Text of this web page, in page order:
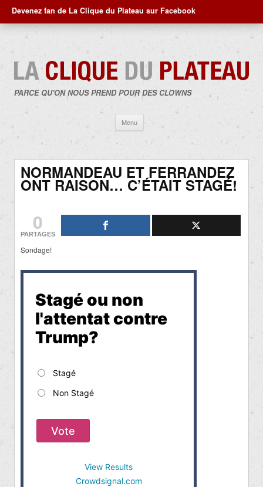
Devenez fan de La Clique du Plateau sur Facebook
PARCE QU'ON NOUS PREND POUR DES CLOWNS
Menu
contenu
NORMANDEAU ET FERRANDEZ
ONT RAISON… C’ÉTAIT STAGÉ!
0
PARTAGES
Sondage!
Stagé ou non
l'attentat contre
Trump?
Stagé
Non Stagé
Vote
View Results
Crowdsignal.com